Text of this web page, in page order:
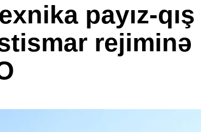
payız-qış
rejiminə